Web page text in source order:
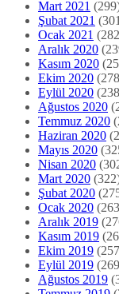
Mart 2021
Şubat 2021
Ocak 2021
Aralık 2020
Kasım 2020
Ekim 2020
Eylül 2020
Ağustos 2020
Temmuz 2020
Haziran 2020
Mayıs 2020
Nisan 2020
Mart 2020
Şubat 2020
Ocak 2020
Aralık 2019
Kasım 2019
Ekim 2019
Eylül 2019
Ağustos 2019